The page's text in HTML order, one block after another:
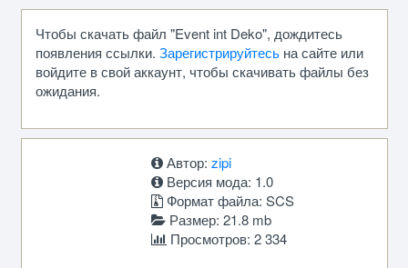
Чтобы скачать файл "Event int Deko", дождитесь
появления ссылки. Зарегистрируйтесьна сайте или
войдите в свой аккаунт, чтобы скачивать файлы без
ожидания.
Автор: zipi
Версия мода: 1.0
Формат файла: SCS
Размер: 21.8 mb
Просмотров: 2 334